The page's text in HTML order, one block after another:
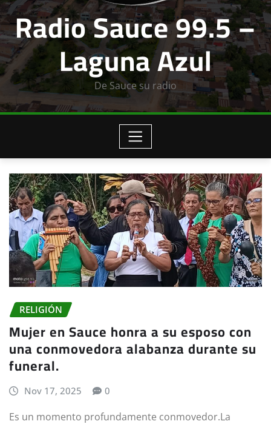
Radio Sauce 99.5 –
Laguna Azul
De Sauce su radio
RELIGIÓN
Mujer en Sauce honra a su esposo con
una conmovedora alabanza durante su
funeral.
Nov 17, 2025 0
Es un momento profundamente conmovedor.La